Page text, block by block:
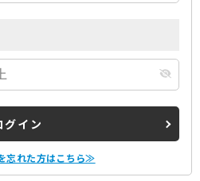
グイン
忘れた方はこちら≫